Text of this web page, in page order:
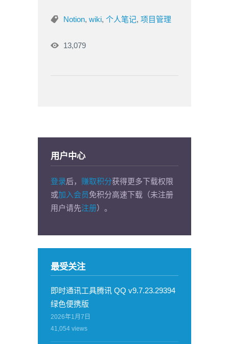
Notion, wiki, 个人笔记, 项目管理
13,079
用户中心
登录后， 赚取积分获得更多下载权限
或加入会员免积分高速下载（未注册
用户请先注册）。
最受关注
即时通讯工具腾讯 QQ v9.7.23.29394
绿色便携版
2026年1月7日
41,054 views